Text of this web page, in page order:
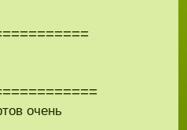
очень